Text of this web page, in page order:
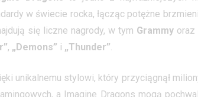
w świecie rocka, łącząc potężne
się liczne nagrody, w tym Grammyoraz
, „Demons” i „Thunder”
unikalnemu stylowi, który przyciągnął
a Imagine Dragons mogą